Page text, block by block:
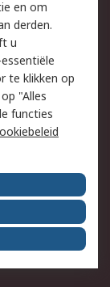
RS
en om
derden.
u
te klikken op
"Alles
functies